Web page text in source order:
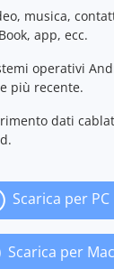
musica,
app, ecc.
operativi
più recente.
dati
Scarica per PC
Scarica per Mac